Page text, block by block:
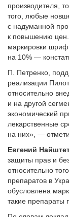
производителя,
того, любые
с надуманной
к повышению
маркировки
на 10% —
П. Петренко,
реализации
относительно
и на другой
экономический
лекарственные
на них», —
Евгений
защиты прав и
относительно
препаратов в
обусловлена
такие препараты